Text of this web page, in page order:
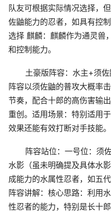
队友可根据实际情况选择，
佐鼬能力的忍者，如具有控
选择 麒麟：麒麟作为通灵兽
和控制能力。
土豪版阵容：水主+须
阵容以须佐鼬的普攻大概率
节奏，配合十郎的高伤害输
重创。适用场景：特别适用
效果还能有效打断对手技能。
阵容站位：一号位：须
水影（虽未明确提及具体水
成能力的水属性忍者，如五
阵容讲解：核心思路：利用
性忍者的能力，特别是长十郎